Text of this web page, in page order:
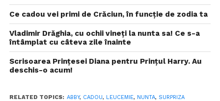
Ce cadou vei primi de Crăciun, în funcție de zodia ta
Vladimir Drăghia, cu ochii vineți la nunta sa! Ce s-a
întâmplat cu câteva zile înainte
Scrisoarea Prințesei Diana pentru Prințul Harry. Au
deschis-o acum!
RELATED TOPICS: ABBY, CADOU, LEUCEMIE, NUNTA, SURPRIZA